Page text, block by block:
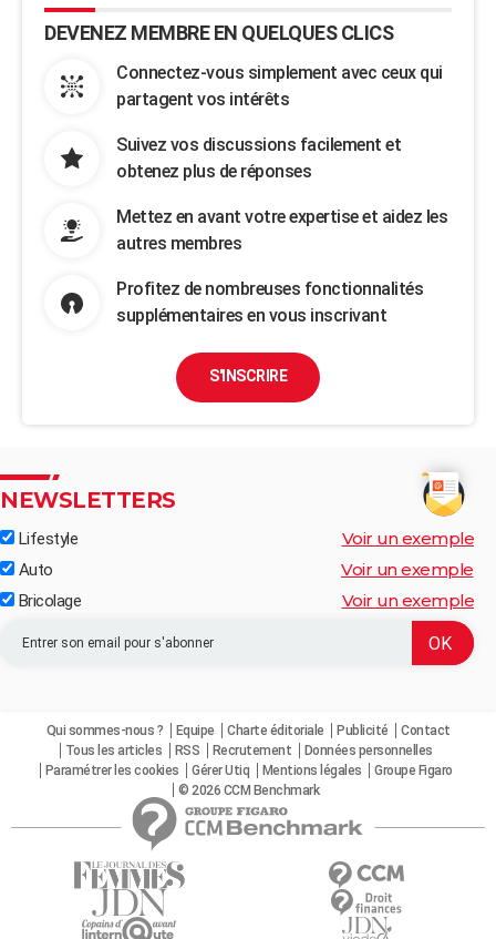
DEVENEZ MEMBRE EN QUELQUES CLICS
Connectez-vous simplement avec ceux qui
partagent vos intérêts
Suivez vos discussions facilement et
obtenez plus de réponses
Mettez en avant votre expertise et aidez les
autres membres
Profitez de nombreuses fonctionnalités
supplémentaires en vous inscrivant
S'INSCRIRE
NEWSLETTERS
Lifestyle Voir un exemple
Auto Voir un exemple
Bricolage Voir un exemple
Qui sommes-nous ? Equipe Charte éditoriale Publicité
Contact
Tous les articles
RSS Recrutement
Données personnelles
Paramétrer les cookies
Gérer Utiq Mentions légales
Groupe Figaro
© 2026 CCM Benchmark